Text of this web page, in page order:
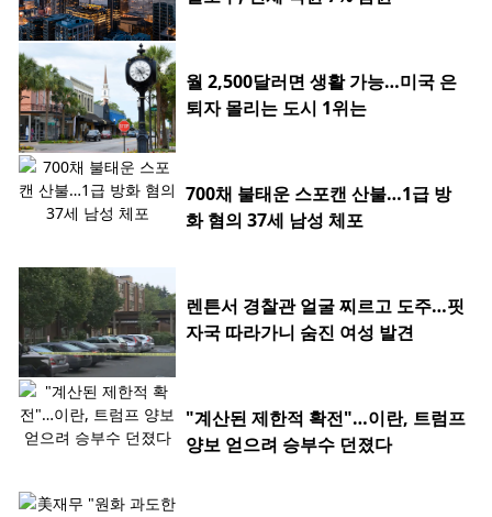
월 2,500달러면 생활 가능…미국 은
퇴자 몰리는 도시 1위는
700채 불태운 스포캔 산불…1급 방
화 혐의 37세 남성 체포
렌튼서 경찰관 얼굴 찌르고 도주…핏
자국 따라가니 숨진 여성 발견
"계산된 제한적 확전"…이란, 트럼프
양보 얻으려 승부수 던졌다